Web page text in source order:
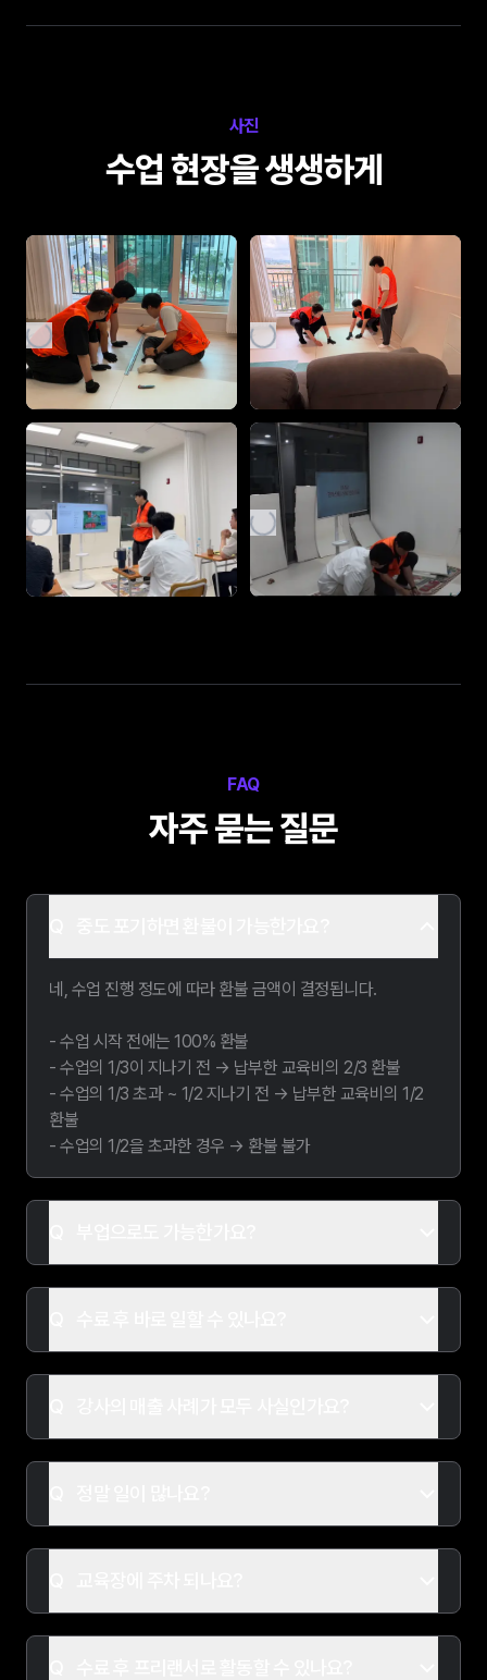
사진
수업 현장을 생생하게
FAQ
자주 묻는 질문
네, 수업 진행 정도에 따라 환불 금액이 결정됩니다.
- 수업 시작 전에는 100% 환불
- 수업의 1/3이 지나기 전 → 납부한 교육비의 2/3 환불
- 수업의 1/3 초과 ~ 1/2 지나기 전 → 납부한 교육비의 1/2
환불
- 수업의 1/2을 초과한 경우 → 환불 불가